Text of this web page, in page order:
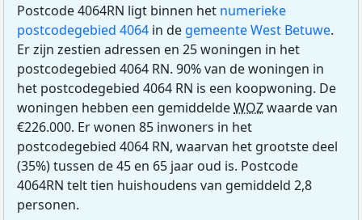
Postcode 4064RN ligt binnen het numerieke
postcodegebied 4064 in de gemeente West Betuwe.
Er zijn zestien adressen en 25 woningen in het
postcodegebied 4064 RN. 90% van de woningen in
het postcodegebied 4064 RN is een koopwoning. De
woningen hebben een gemiddeldeWOZwaarde van
€226.000. Er wonen 85 inwoners in het
postcodegebied 4064 RN, waarvan het grootste deel
(35%) tussen de 45 en 65 jaar oud is. Postcode
4064RN telt tien huishoudens van gemiddeld 2,8
personen.